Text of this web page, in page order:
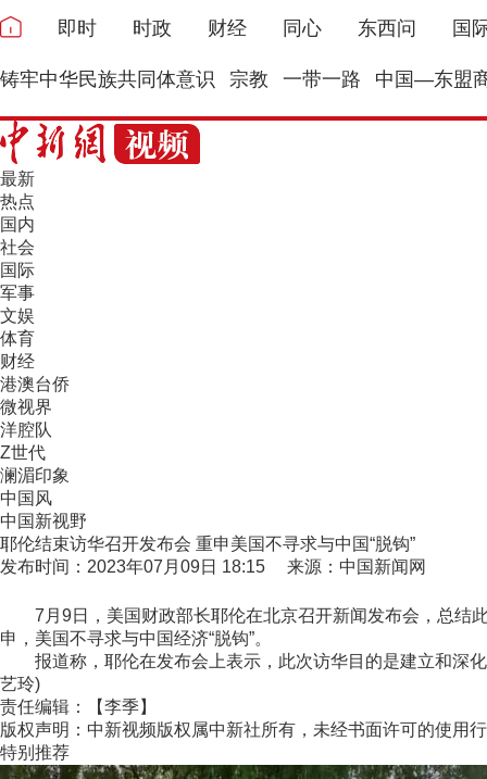
即时 时政 财经 同心 东西问 国
铸牢中华民族共同体意识 宗教 一带一路 中国—东盟
最新
热点
国内
社会
国际
军事
文娱
体育
财经
港澳台侨
微视界
洋腔队
Z世代
澜湄印象
中国风
中国新视野
耶伦结束访华召开发布会 重申美国不寻求与中国“脱钩”
发布时间：2023年07月09日 18:15 来源：中国新闻网
7月9日，美国财政部长耶伦在北京召开新闻发布会，总结此
申，美国不寻求与中国经济“脱钩”。
报道称，耶伦在发布会上表示，此次访华目的是建立和深化
艺玲)
责任编辑：【李季】
版权声明：中新视频版权属中新社所有，未经书面许可的使用
特别推荐